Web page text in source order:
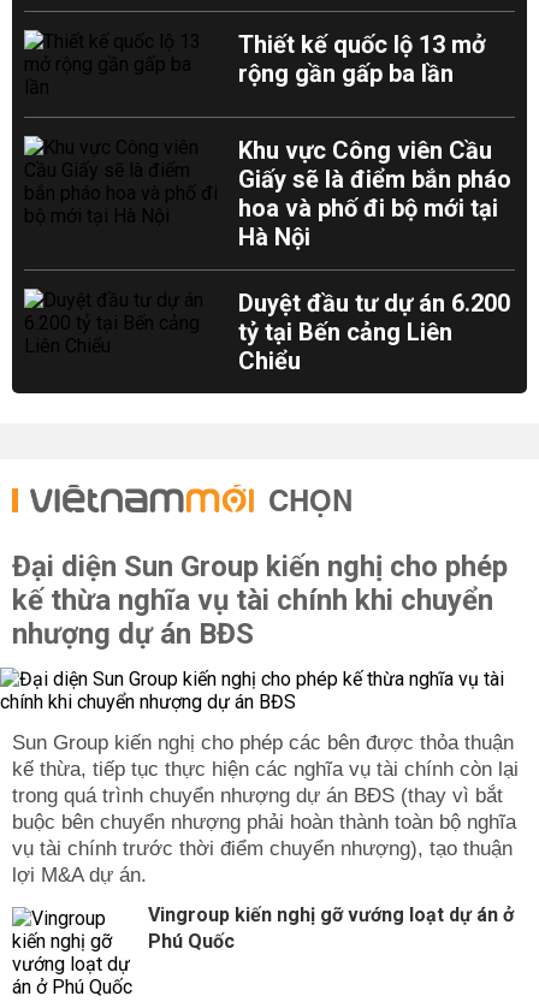
Thiết kế quốc lộ 13 mở
rộng gần gấp ba lần
Khu vực Công viên Cầu
Giấy sẽ là điểm bắn pháo
hoa và phố đi bộ mới tại
Hà Nội
Duyệt đầu tư dự án 6.200
tỷ tại Bến cảng Liên
Chiểu
CHỌN
Đại diện Sun Group kiến nghị cho phép
kế thừa nghĩa vụ tài chính khi chuyển
nhượng dự án BĐS
Sun Group kiến nghị cho phép các bên được thỏa thuận
kế thừa, tiếp tục thực hiện các nghĩa vụ tài chính còn lại
trong quá trình chuyển nhượng dự án BĐS (thay vì bắt
buộc bên chuyển nhượng phải hoàn thành toàn bộ nghĩa
vụ tài chính trước thời điểm chuyển nhượng), tạo thuận
lợi M&A dự án.
Vingroup kiến nghị gỡ vướng loạt dự án ở
Phú Quốc